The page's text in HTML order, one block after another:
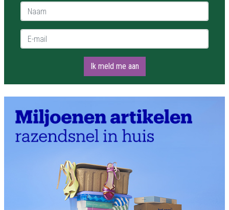
Naam *
E-mail *
Ik meld me aan